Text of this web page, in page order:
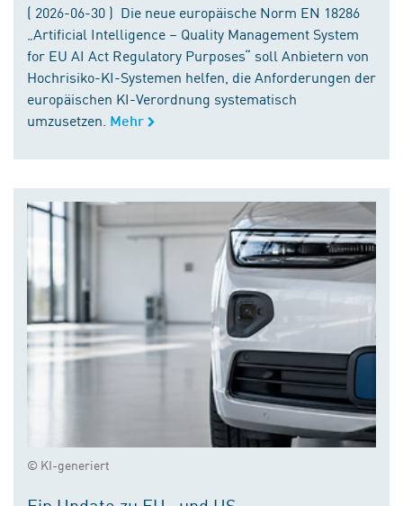
( 2026-06-30 ) Die neue europäische Norm EN 18286
„Artificial Intelligence – Quality Management System
for EU AI Act Regulatory Purposes“ soll Anbietern von
Hochrisiko-KI-Systemen helfen, die Anforderungen der
europäischen KI-Verordnung systematisch
umzusetzen. Mehr
© KI-generiert